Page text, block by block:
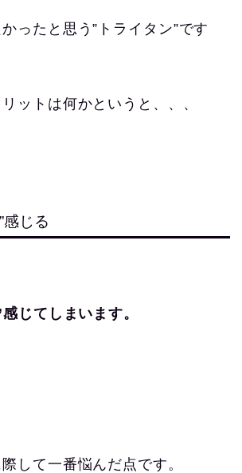
ったと思う”トライタン”です
ットは何かというと、、、
感じる
じてしまいます。
して一番悩んだ点です。